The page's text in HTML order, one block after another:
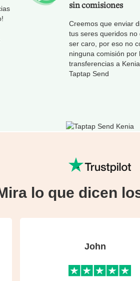
sin comisiones
Creemos que enviar
tus seres queridos no
ser caro, por eso no
ninguna comisión por
transferencias a
Taptap Send
lo que dicen
John